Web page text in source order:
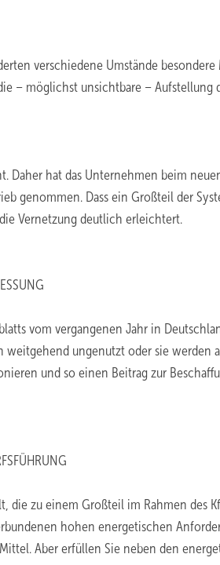
verschiedene Umstände besondere
– möglichst unsichtbare – Aufstellung
Daher hat das Unternehmen beim
genommen. Dass ein Großteil der
Vernetzung deutlich erleichtert.
vom vergangenen Jahr in
ungenutzt oder sie werden
und so einen Beitrag zur
die zu einem Großteil im Rahmen des
hohen energetischen
Aber erfüllen Sie neben den